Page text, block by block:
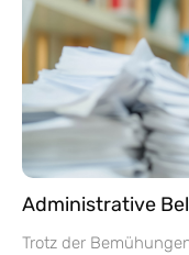
Administrative
Trotz der